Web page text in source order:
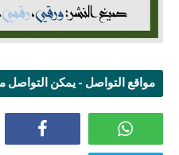
مواقع التواصل - يمكن التواصل